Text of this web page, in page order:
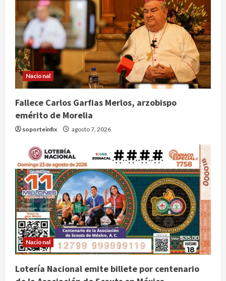
Nacional
Fallece Carlos Garfias Merlos, arzobispo
emérito de Morelia
soporteinfix agosto 7, 2026
Nacional
Lotería Nacional emite billete por centenario
Colombia despide al gobierno de
Gustavo Petro tras cuatro años de
agosto 7, 2026